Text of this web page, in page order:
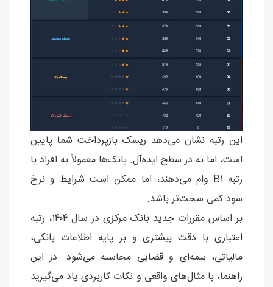
این رتبه نشان می‌دهد ریسک بازپرداخت شما پایین
است، اما نه در سطح ایده‌آل. بانک‌ها معمولاً به افراد با
رتبه B1 وام می‌دهند، اما ممکن است شرایط و نرخ
سود کمی سخت‌تر باشد.
بر اساس مقررات جدید بانک مرکزی در سال ۱۴۰۴، رتبه
اعتباری با دقت بیشتری و بر پایه اطلاعات بانکی،
مالیاتی، بیمه‌ای و قضایی محاسبه می‌شود. در این
راهنما، با مثال‌های واقعی و نکات کاربردی یاد می‌گیرید